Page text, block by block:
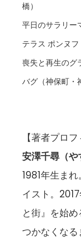
橋）
平日のサラリー
テラス ポンヌフ
喪失と再生のグ
バグ（神保町・
【著者プロフ
安澤千尋（や
1981年生ま
イスト。
と街』を始
つかなくなる